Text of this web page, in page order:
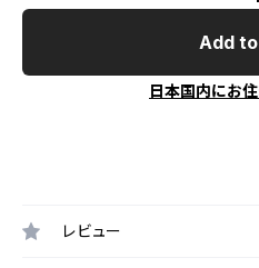
Add
日本国内にお
レビュー